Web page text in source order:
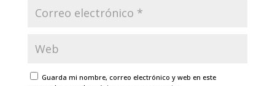
Guarda mi nombre, correo electrónico y web en este